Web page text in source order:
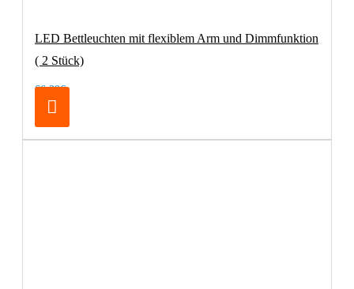
LED Bettleuchten mit flexiblem Arm und Dimmfunktion
( 2 Stück)
66,39€